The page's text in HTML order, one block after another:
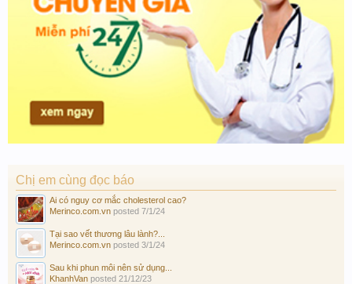
Chị em cùng đọc báo
Ai có nguy cơ mắc cholesterol cao?
Merinco.com.vn posted 7/1/24
Tại sao vết thương lâu lành?...
Merinco.com.vn posted 3/1/24
Sau khi phun môi nên sử dụng...
KhanhVan posted 21/12/23